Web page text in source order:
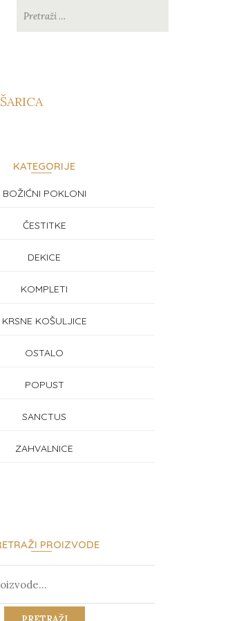
KATEGORIJE
BOŽIĆNI POKLONI
ČESTITKE
DEKICE
KOMPLETI
KRSNE KOŠULJICE
OSTALO
POPUST
SANCTUS
ZAHVALNICE
PROIZVODE